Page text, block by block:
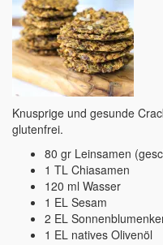
Knusprige und gesunde
glutenfrei.
80 gr Leinsamen
1 TL Chiasamen
120 ml Wasser
1 EL Sesam
2 EL
1 EL natives Olivenöl